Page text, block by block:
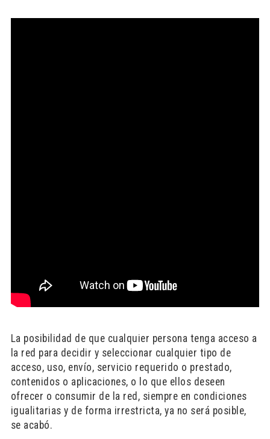
La posibilidad de que cualquier persona tenga acceso a
la red para decidir y seleccionar cualquier tipo de
acceso, uso, envío, servicio requerido o prestado,
contenidos o aplicaciones, o lo que ellos deseen
ofrecer o consumir de la red, siempre en condiciones
igualitarias y de forma irrestricta, ya no será posible,
se acabó.